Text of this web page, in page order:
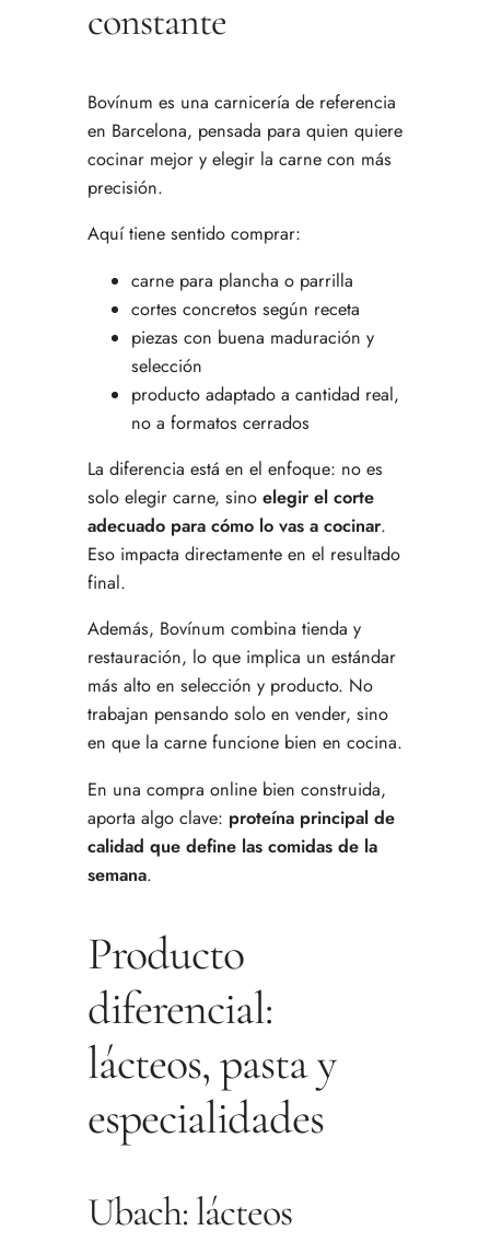
constante
Bovínum es una carnicería de referencia
en Barcelona, pensada para quien quiere
cocinar mejor y elegir la carne con más
precisión.
Aquí tiene sentido comprar:
carne para plancha o parrilla
cortes concretos según receta
piezas con buena maduración y
selección
producto adaptado a cantidad real,
no a formatos cerrados
La diferencia está en el enfoque: no es
solo elegir carne, sino elegir el corte
adecuado para cómo lo vas a cocinar.
Eso impacta directamente en el resultado
final.
Además, Bovínum combina tienda y
restauración, lo que implica un estándar
más alto en selección y producto. No
trabajan pensando solo en vender, sino
en que la carne funcione bien en cocina.
En una compra online bien construida,
aporta algo clave: proteína principal de
calidad que define las comidas de la
semana.
Producto
diferencial:
lácteos, pasta y
especialidades
Ubach: lácteos